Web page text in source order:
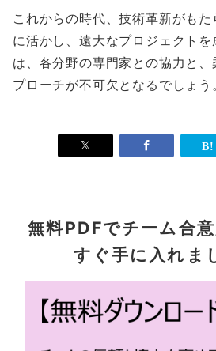
これからの時代、技術革新がも
に活かし、遠大なプロジェクト
は、各分野の専門家との協力と
プローチが不可欠となるでしょう
無料PDFでチーム合
すぐ手に入れま